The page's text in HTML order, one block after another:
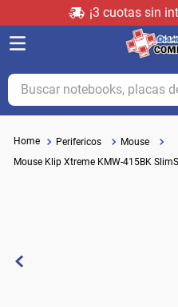
¡3 cuotas sin
Buscar notebooks, placas de
Perifericos
Mouse
Mouse Klip Xtreme KMW-415BK